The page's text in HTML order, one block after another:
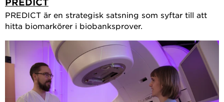
PREDICT är en strategisk satsning som syftar till att
hitta biomarkörer i biobanksprover.